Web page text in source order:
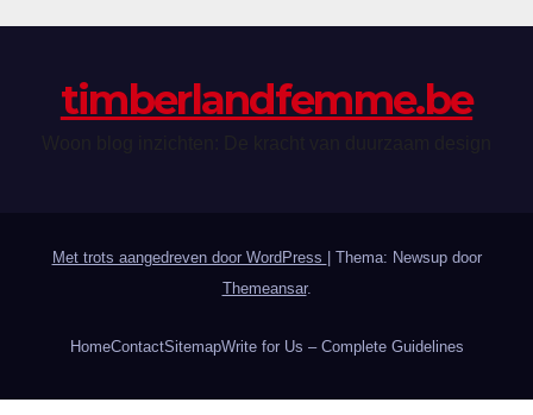
timberlandfemme.be
Met trots aangedreven door WordPress
Thema: Newsup door
Themeansar.
HomeContactSitemapWrite for Us – Complete Guidelines